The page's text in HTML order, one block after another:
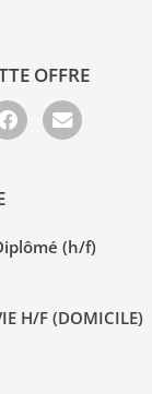
OFFRE
(h/f)
H/F (DOMICILE)